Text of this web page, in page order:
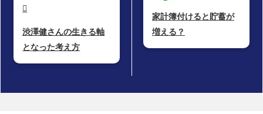

渋澤健さんの生きる軸
となった考え方
家計簿付けると貯蓄が
増える？